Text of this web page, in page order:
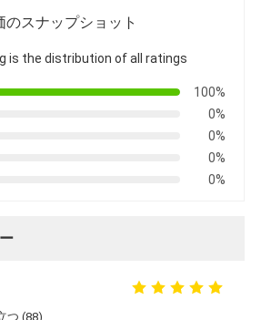
のスナップショット
is the distribution of all ratings
100%
0%
0%
0%
0%
つ (88)